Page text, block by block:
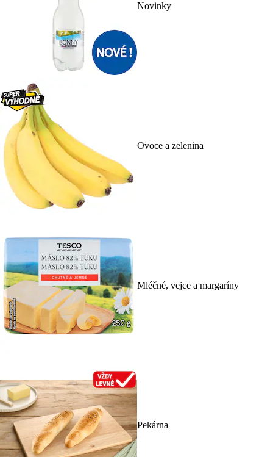
Novinky
Ovoce a zelenina
Mléčné, vejce a margaríny
Pekárna